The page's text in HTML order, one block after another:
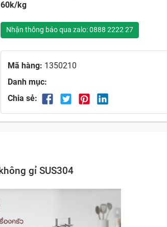
60k/kg
Nhận thông báo qua zalo: 0888 2222 27
Mã hàng: 1350210
Danh mục:
Chia sẻ:
gỉ SUS304